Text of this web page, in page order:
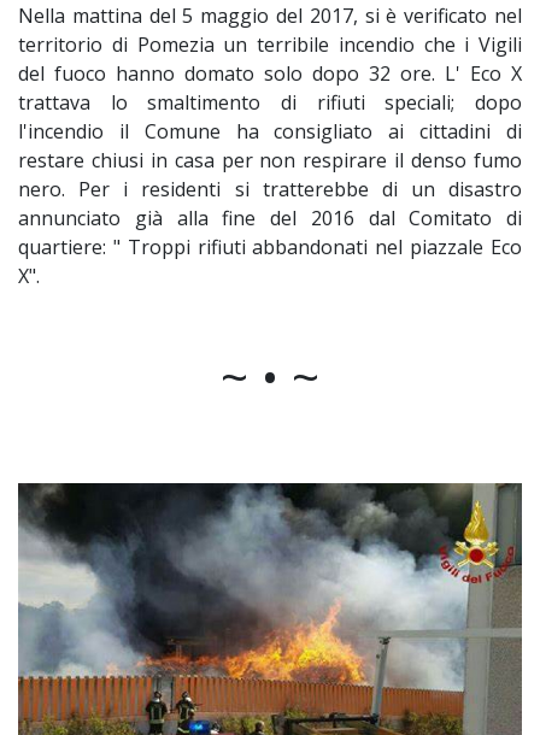
Nella mattina del 5 maggio del 2017, si è verificato nel
territorio di Pomezia un terribile incendio che i Vigili
del fuoco hanno domato solo dopo 32 ore. L' Eco X
trattava lo smaltimento di rifiuti speciali; dopo
l'incendio il Comune ha consigliato ai cittadini di
restare chiusi in casa per non respirare il denso fumo
nero. Per i residenti si tratterebbe di un disastro
annunciato già alla fine del 2016 dal Comitato di
quartiere: " Troppi rifiuti abbandonati nel piazzale Eco
X".
~ • ~